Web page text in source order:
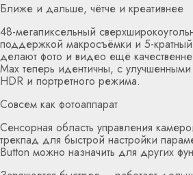
Ближе и дальше, чётче и креативнее
48-мегапиксельный
поддержкой макросъёмки и 5-
делают фото и видео ещё
Max теперь идентичны, с
HDR и портретного режима.
Совсем как фотоаппарат
Сенсорная область управления
трекпад для быстрой настройки
Button можно назначить для других